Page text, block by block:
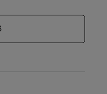
zapasowych